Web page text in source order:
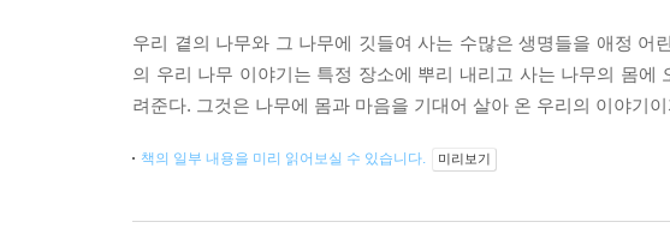
우리 곁의 나무와 그 나무에 깃들여 사는 수많은 생명들을 애정
의 우리 나무 이야기는 특정 장소에 뿌리 내리고 사는 나무의 몸
려준다. 그것은 나무에 몸과 마음을 기대어 살아 온 우리의 이야기
책의 일부 내용을 미리 읽어보실 수 있습니다. 미리보기